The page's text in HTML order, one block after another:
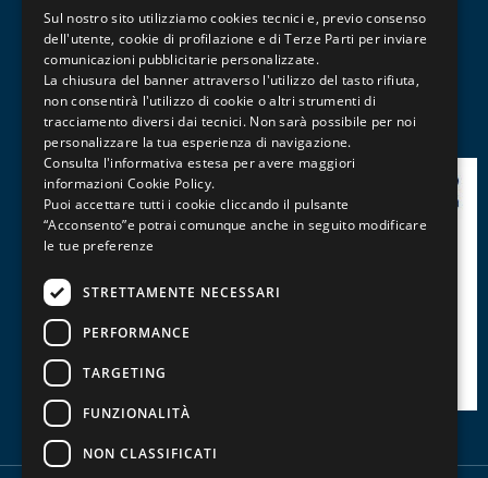
Contabilità e Amministrazione del Personale
Informatica, Grafica e Cad
Management, Marketing, Comunicazione e Social
Media
Patentini, Abilitazioni e Professioni
ENGLISH
Sul nostro sito utilizziamo cookies tecnici e, previo consenso
dell'utente, cookie di profilazione e di Terze Parti per inviare
comunicazioni pubblicitarie personalizzate.
La chiusura del banner attraverso l'utilizzo del tasto rifiuta,
non consentirà l'utilizzo di cookie o altri strumenti di
tracciamento diversi dai tecnici. Non sarà possibile per noi
personalizzare la tua esperienza di navigazione.
Consulta l'informativa estesa per avere maggiori
informazioni Cookie Policy.
Puoi accettare tutti i cookie cliccando il pulsante
“Acconsento”e potrai comunque anche in seguito modificare
le tue preferenze
STRETTAMENTE NECESSARI
PERFORMANCE
TARGETING
FUNZIONALITÀ
NON CLASSIFICATI